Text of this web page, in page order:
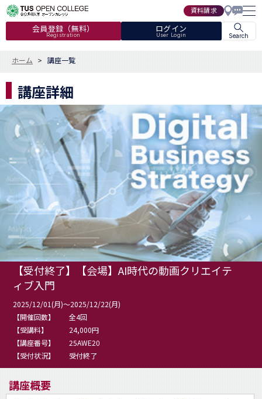
資料請求
会員登録（無料）
Registration
ログイン
User Login Search
ホーム 講座一覧
講座詳細
【受付終了】【会場】AI時代の動画クリエイテ
ィブ入門
2025/12/01(月)～2025/12/22(月)
【開催回数】
全4回
【受講料】
24,000円
【講座番号】
25AWE20
【受付状況】
受付終了
講座概要